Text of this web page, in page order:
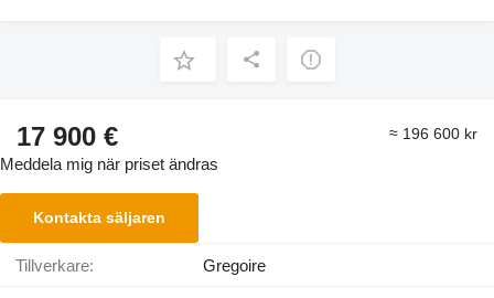
17 900 € ≈ 196 600 kr
Meddela mig när priset ändras
Kontakta säljaren
Tillverkare: Gregoire